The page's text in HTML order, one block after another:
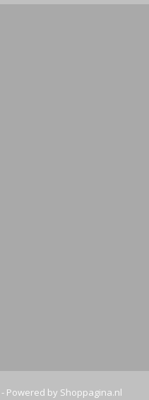
Powered by Shoppagina.nl